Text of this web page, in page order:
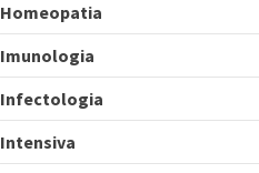
Homeopatia
Imunologia
Infectologia
Intensiva